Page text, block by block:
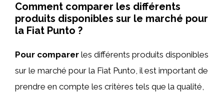
Comment comparer les différents
produits disponibles sur le marché pour
la Fiat Punto ?
Pour comparer les différents produits disponibles
sur le marché pour la Fiat Punto, il est important de
prendre en compte les critères tels que la qualité,